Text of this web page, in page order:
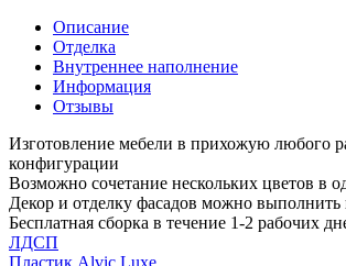
Описание
Отделка
Внутреннее наполнение
Информация
Отзывы
Изготовление мебели в прихожую любого
конфигурации
Возможно сочетание нескольких цветов в
Декор и отделку фасадов можно
Бесплатная сборка в течение 1-2 рабочих
ЛДСП
Пластик Alvic Luxe